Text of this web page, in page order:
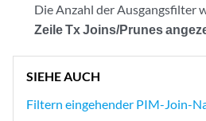
Die Anzahl der Ausgangsfilter
Zeile Tx Joins/Prunes
SIEHE AUCH
Filtern eingehender PIM-Join-